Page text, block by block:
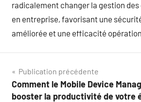
radicalement changer la gestion
en entreprise, favorisant une
améliorée et une efficacité
Navigation
de
Publication précédente
Comment le Mobile Device
booster la productivité de votre